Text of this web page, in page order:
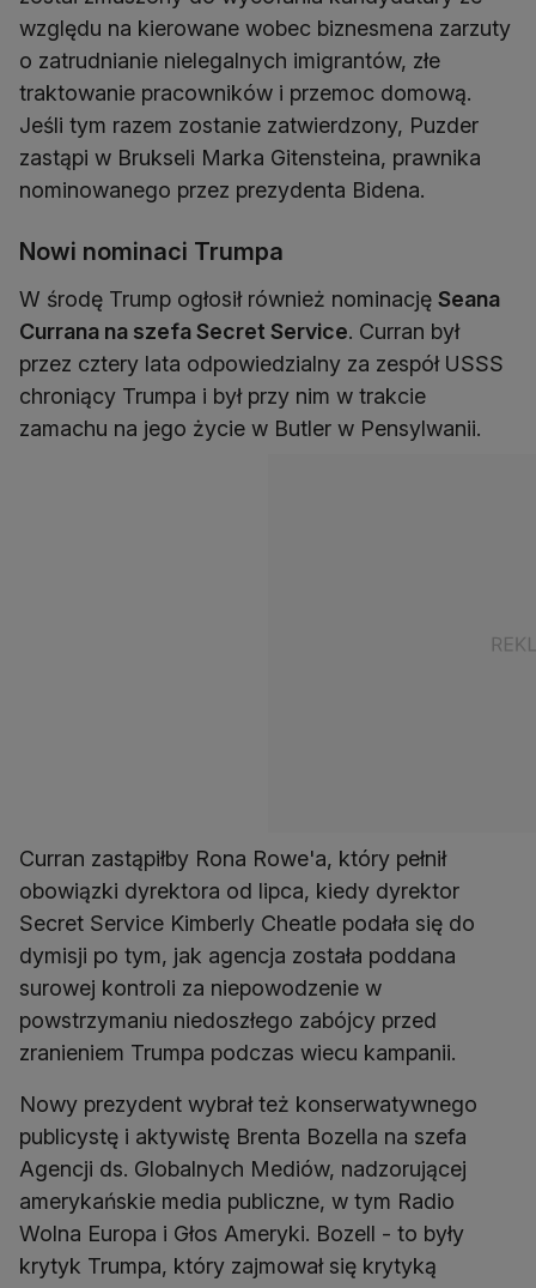
względu na kierowane wobec biznesmena zarzuty
o zatrudnianie nielegalnych imigrantów, złe
traktowanie pracowników i przemoc domową.
Jeśli tym razem zostanie zatwierdzony, Puzder
zastąpi w Brukseli Marka Gitensteina, prawnika
nominowanego przez prezydenta Bidena.
Nowi nominaci Trumpa
W środę Trump ogłosił również nominację Seana
Currana na szefa Secret Service. Curran był
przez cztery lata odpowiedzialny za zespół USSS
chroniący Trumpa i był przy nim w trakcie
zamachu na jego życie w Butler w Pensylwanii.
Curran zastąpiłby Rona Rowe'a, który pełnił
obowiązki dyrektora od lipca, kiedy dyrektor
Secret Service Kimberly Cheatle podała się do
dymisji po tym, jak agencja została poddana
surowej kontroli za niepowodzenie w
powstrzymaniu niedoszłego zabójcy przed
zranieniem Trumpa podczas wiecu kampanii.
Nowy prezydent wybrał też konserwatywnego
publicystę i aktywistę Brenta Bozella na szefa
Agencji ds. Globalnych Mediów, nadzorującej
amerykańskie media publiczne, w tym Radio
Wolna Europa i Głos Ameryki. Bozell - to były
krytyk Trumpa, który zajmował się krytyką